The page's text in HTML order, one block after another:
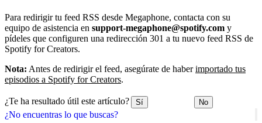
¿No encuentras lo que buscas?
Para redirigir tu feed RSS desde Megaphone, contacta con su
equipo de asistencia en support-megaphone@spotify.com y
pídeles que configuren una redirección 301 a tu nuevo feed RSS de
Spotify for Creators.
Nota: Antes de redirigir el feed, asegúrate de haberimportado tus
episodios a Spotify for Creators.
¿Te ha resultado útil este artículo? Sí No